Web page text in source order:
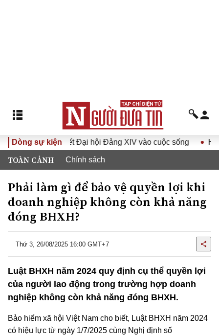
Dòng sự kiện
Nghị quyết Đại hội Đảng XIV vào cuộc sống Hướng tới
TOÀN CẢNH Chính sách
Phải làm gì để bảo vệ quyền lợi khi
doanh nghiệp không còn khả năng
đóng BHXH?
Thứ 3, 26/08/2025 16:00 GMT+7
Luật BHXH năm 2024 quy định cụ thể quyền lợi
của người lao động trong trường hợp doanh
nghiệp không còn khả năng đóng BHXH.
Bảo hiểm xã hội Việt Nam cho biết, Luật BHXH năm 2024
có hiệu lực từ ngày 1/7/2025 cùng Nghị định số